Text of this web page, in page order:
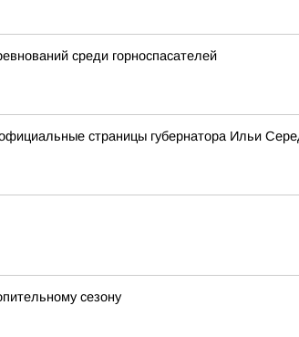
среди горноспасателей
страницы губернатора Ильи
сезону